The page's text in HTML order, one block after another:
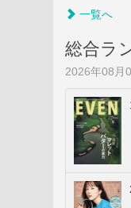
一覧へ
総合ラ
2026年08月